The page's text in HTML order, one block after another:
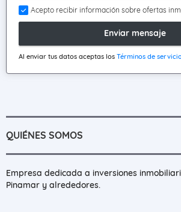
Acepto recibir información sobre ofertas
Enviar mensaje
Al enviar tus datos aceptas los Términos de
QUIÉNES SOMOS
Empresa dedicada a inversiones
Pinamar y alrededores.